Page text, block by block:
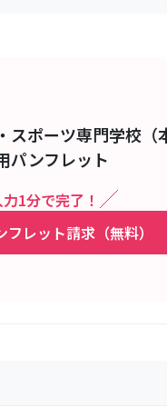
スポーツ専門学校（
パンフレット
力1分で完了！
レット請求（無料）